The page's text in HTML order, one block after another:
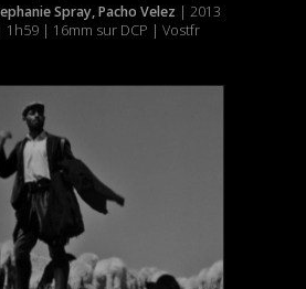
Spray, Pacho Velez | 2013
1h59 | 16mm sur DCP | Vostfr